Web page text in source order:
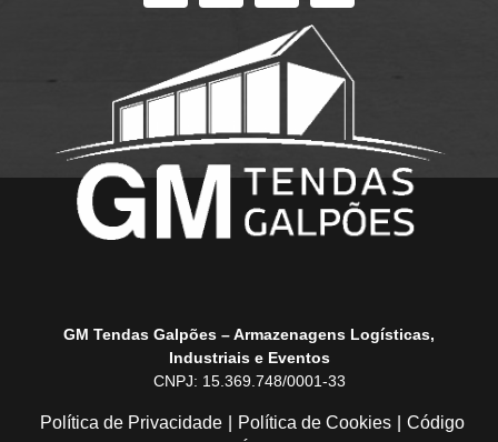
GM Tendas Galpões – Armazenagens Logísticas,
Industriais e Eventos
CNPJ: 15.369.748/0001-33
Política de Privacidade Política de Cookies
Código